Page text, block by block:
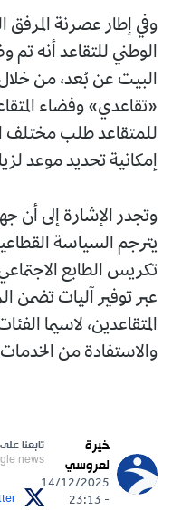
وفي إطار عصرنة المرفق
الوطني للتقاعد أنه تم
البيت عن بُعد، من
«تقاعدي» وفضاء
للمتقاعد طلب مختلف
إمكانية تحديد موعد
وتجدر الإشارة إلى أن
يترجم السياسة
تكريس الطابع
عبر توفير آليات تضمن
المتقاعدين، لاسيما
والاستفادة من
خيرة
لعروسي
14/12/2025
- 23:13
تابعنا على
news